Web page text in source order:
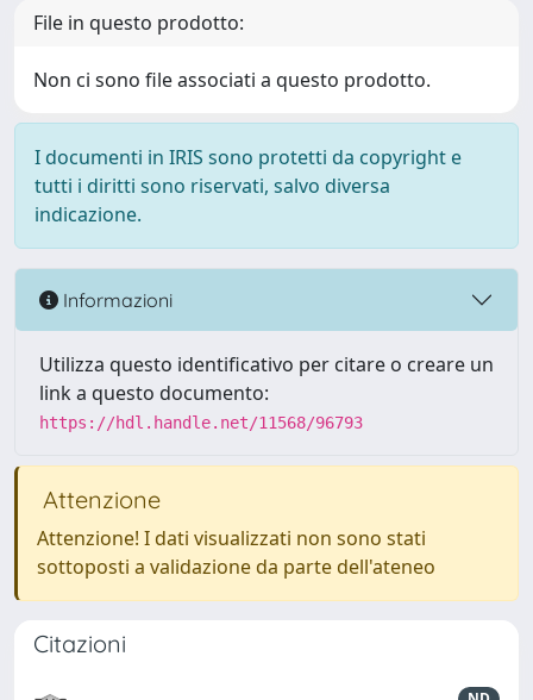
File in questo prodotto:
Non ci sono file associati a questo prodotto.
I documenti in IRIS sono protetti da copyright e
tutti i diritti sono riservati, salvo diversa
indicazione.
Informazioni
Utilizza questo identificativo per citare o creare un
link a questo documento:
https://hdl.handle.net/11568/96793
Attenzione
Attenzione! I dati visualizzati non sono stati
sottoposti a validazione da parte dell'ateneo
Citazioni